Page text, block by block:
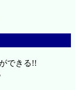
できる!!